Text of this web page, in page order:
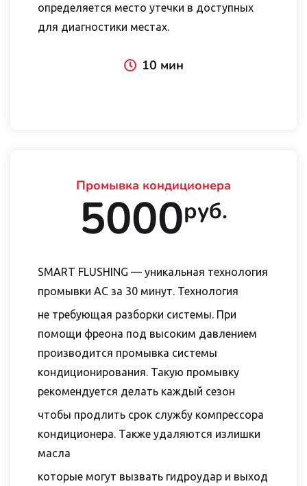
определяется место утечки в доступных
для диагностики местах.
10 мин
Промывка кондиционера
5000руб.
SMART FLUSHING — уникальная технология
промывки AC за 30 минут. Технология
не требующая разборки системы. При
помощи фреона под высоким давлением
производится промывка системы
кондиционирования. Такую промывку
рекомендуется делать каждый сезон
чтобы продлить срок службу компрессора
кондиционера. Также удаляются излишки
масла
которые могут вызвать гидроудар и выход